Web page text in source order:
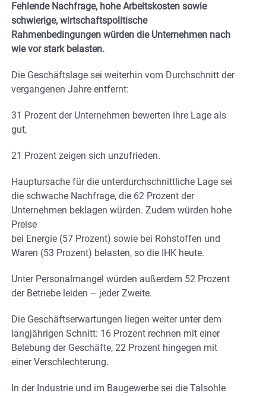
Fehlende Nachfrage, hohe Arbeitskosten sowie
schwierige, wirtschaftspolitische
Rahmenbedingungen würden die Unternehmen nach
wie vor stark belasten.
Die Geschäftslage sei weiterhin vom Durchschnitt der
vergangenen Jahre entfernt:
31 Prozent der Unternehmen bewerten ihre Lage als
gut,
21 Prozent zeigen sich unzufrieden.
Hauptursache für die unterdurchschnittliche Lage sei
die schwache Nachfrage, die 62 Prozent der
Unternehmen beklagen würden. Zudem würden hohe
Preise
bei Energie (57 Prozent) sowie bei Rohstoffen und
Waren (53 Prozent) belasten, so die IHK heute.
Unter Personalmangel würden außerdem 52 Prozent
der Betriebe leiden – jeder Zweite.
Die Geschäftserwartungen liegen weiter unter dem
langjährigen Schnitt: 16 Prozent rechnen mit einer
Belebung der Geschäfte, 22 Prozent hingegen mit
einer Verschlechterung.
In der Industrie und im Baugewerbe sei die Talsohle